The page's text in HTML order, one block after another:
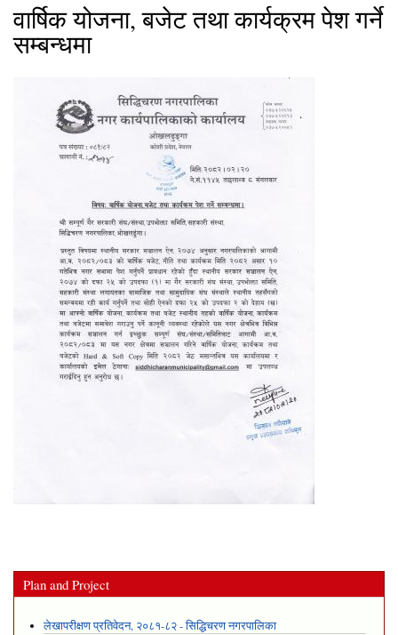
वार्षिक योजना, बजेट तथा कार्यक्रम पेश गर्ने
सम्बन्धमा
Plan and Project
लेखापरीक्षण प्रतिवेदन, २०८१-८२ - सिद्धिचरण नगरपालिका